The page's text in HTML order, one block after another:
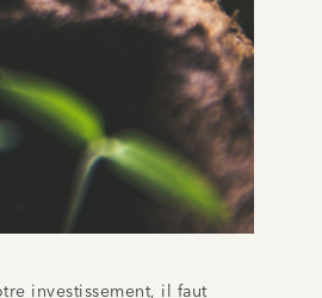
investissement, il faut